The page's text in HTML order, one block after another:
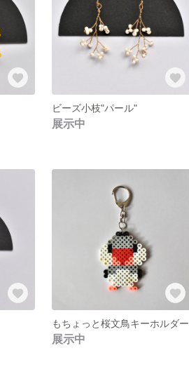
ビーズ小枝"パール"
展示中
もちょっと桜文鳥キーホルダー
展示中